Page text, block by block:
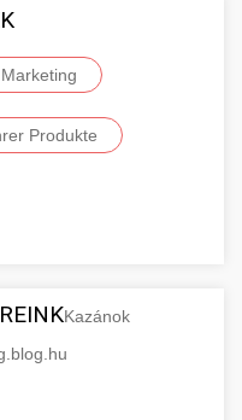
Marketing
Produkte
Kazánok